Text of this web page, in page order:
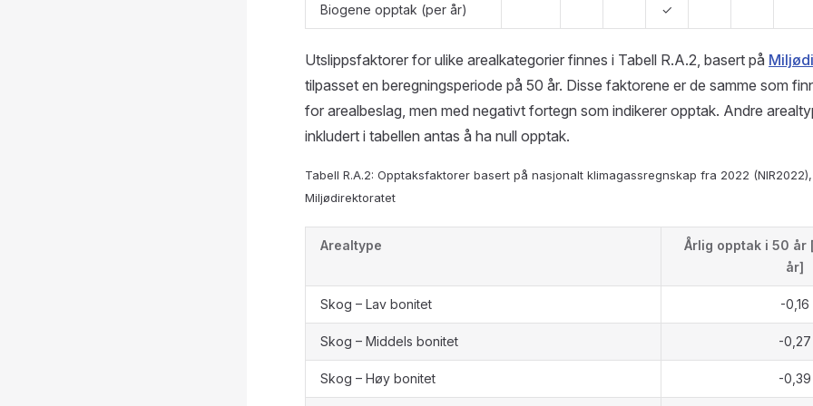
Biogene opptak (per år) ✓
Utslippsfaktorer for ulike arealkategorier finnes i Tabell R.A.2, basert på
tilpasset en beregningsperiode på 50 år. Disse faktorene er de samme som
for arealbeslag, men med negativt fortegn som indikerer opptak. Andre
inkludert i tabellen antas å ha null opptak.
Tabell R.A.2: Opptaksfaktorer basert på nasjonalt klimagassregnskap fra 2022
Miljødirektoratet
Arealtype
Årlig opptak i 50 år
år]
Skog – Lav bonitet -0,16
Skog – Middels bonitet -0,27
Skog – Høy bonitet -0,39